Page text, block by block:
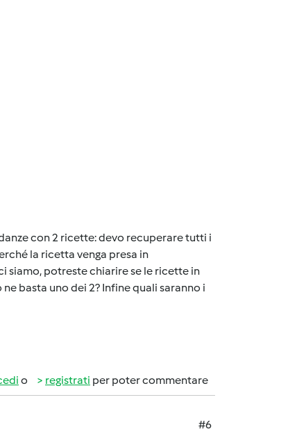
con 2 ricette: devo recuperare tutti i
la ricetta venga presa in
siamo, potreste chiarire se le ricette in
basta uno dei 2? Infine quali saranno i
o registrati per poter commentare
#6